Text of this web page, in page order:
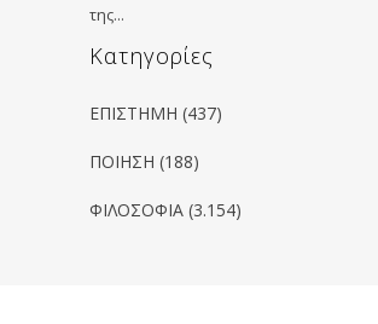
της…
Kατηγορίες
ΕΠΙΣΤΗΜΗ (437)
ΠΟΙΗΣΗ (188)
ΦΙΛΟΣΟΦΙΑ (3.154)